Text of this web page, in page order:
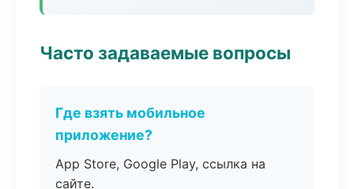
Часто задаваемые вопросы
Где взять мобильное
приложение?
App Store, Google Play, ссылка на
сайте.